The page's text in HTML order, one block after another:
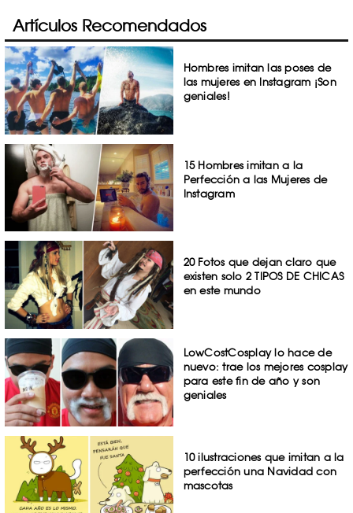
Artículos Recomendados
Hombres imitan las poses de
las mujeres en Instagram ¡Son
geniales!
15 Hombres imitan a la
Perfección a las Mujeres de
Instagram
20 Fotos que dejan claro que
existen solo 2 TIPOS DE CHICAS
en este mundo
LowCostCosplay lo hace de
nuevo: trae los mejores cosplay
para este fin de año y son
geniales
10 ilustraciones que imitan a la
perfección una Navidad con
mascotas